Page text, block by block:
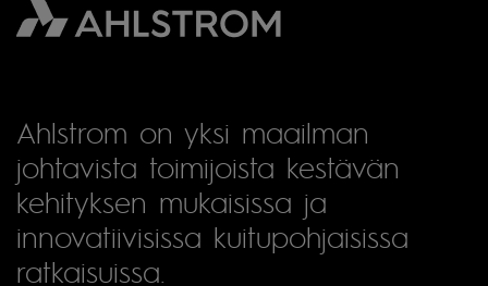
Ahlstrom on yksi maailman
johtavista toimijoista kestävän
kehityksen mukaisissa ja
innovatiivisissa kuitupohjaisissa
ratkaisuissa.